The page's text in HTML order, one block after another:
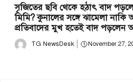
সৃজিতের ছবি থেকে হঠাৎ বাদ
মিমি? কুনালের সঙ্গে ঝামেলা
প্রতিবাদের মুখ হতেই বাদ পড়লেন
TG NewsDesk November 27,